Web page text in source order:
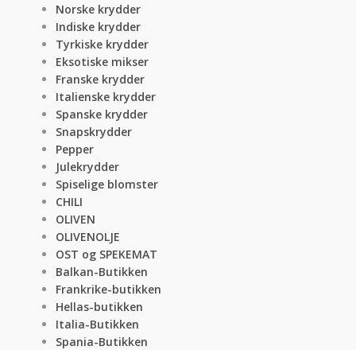
Norske krydder
Indiske krydder
Tyrkiske krydder
Eksotiske mikser
Franske krydder
Italienske krydder
Spanske krydder
Snapskrydder
Pepper
Julekrydder
Spiselige blomster
CHILI
OLIVEN
OLIVENOLJE
OST og SPEKEMAT
Balkan-Butikken
Frankrike-butikken
Hellas-butikken
Italia-Butikken
Spania-Butikken